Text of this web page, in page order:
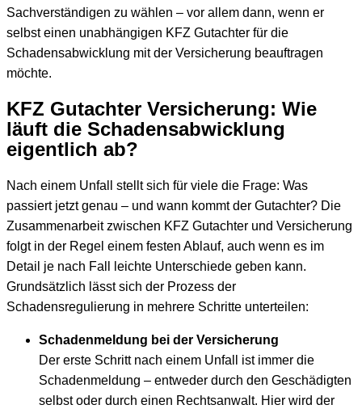
Sachverständigen zu wählen – vor allem dann, wenn er
selbst einen unabhängigen KFZ Gutachter für die
Schadensabwicklung mit der Versicherung beauftragen
möchte.
KFZ Gutachter Versicherung: Wie
läuft die Schadensabwicklung
eigentlich ab?
Nach einem Unfall stellt sich für viele die Frage: Was
passiert jetzt genau – und wann kommt der Gutachter? Die
Zusammenarbeit zwischen KFZ Gutachter und Versicherung
folgt in der Regel einem festen Ablauf, auch wenn es im
Detail je nach Fall leichte Unterschiede geben kann.
Grundsätzlich lässt sich der Prozess der
Schadensregulierung in mehrere Schritte unterteilen:
Schadenmeldung bei der Versicherung
Der erste Schritt nach einem Unfall ist immer die
Schadenmeldung – entweder durch den Geschädigten
selbst oder durch einen Rechtsanwalt. Hier wird der